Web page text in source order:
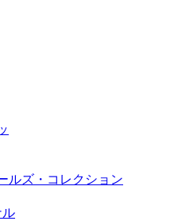
ルズ・コレクション
ル